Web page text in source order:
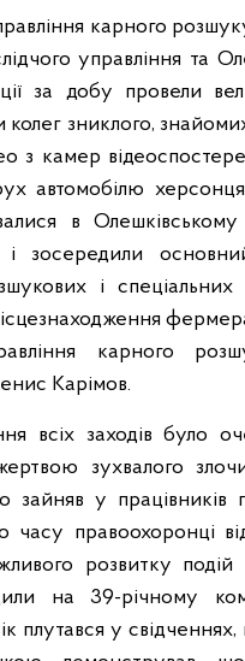
карного
управління та
за добу провели
колег зниклого,
з камер
автомобілю
в
і зосередили
і спеціальних
карного
Карімов.
всіх заходів було
зухвалого
зайняв у працівників
часу правоохоронці
розвитку
на 39-річному
плутався у